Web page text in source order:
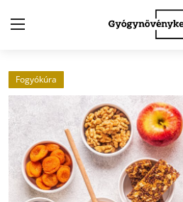
Kezdőlap
Kapcsolat
Gyógynövények
Egészség
Fogyókúra